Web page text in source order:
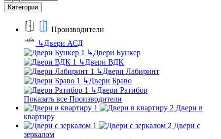
Категории
Производители
↳Двери АСД
↳Двери Бункер
↳Двери ВДК
↳Двери Лабиринт
↳Двери Браво
↳Двери Ратибор
Показать все Производители
Двери в
квартиру
Двери с
зеркалом